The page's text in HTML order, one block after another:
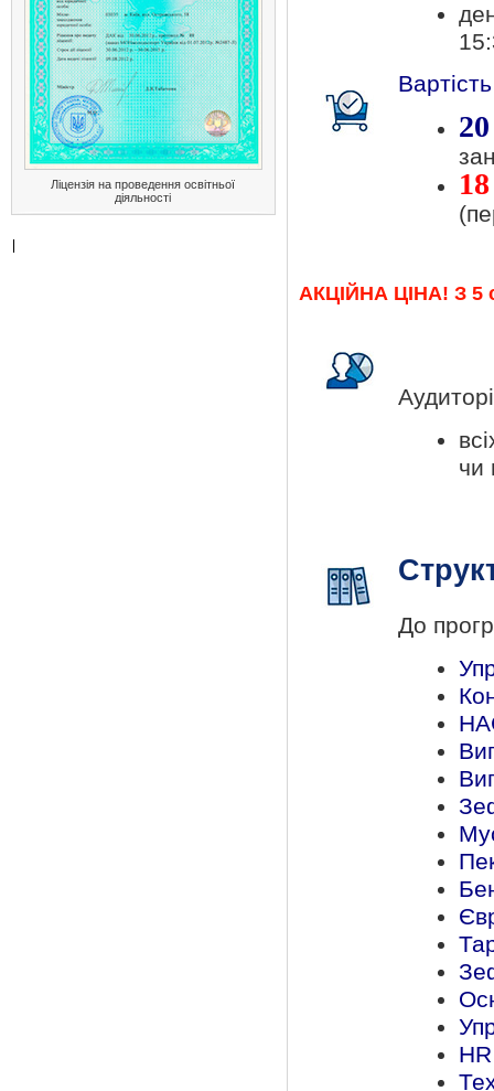
Ліцензія на проведення освітньої
діяльності
АКЦІЙНА ЦІНА! З 5
чи
До